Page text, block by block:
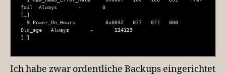
fail  Always       -       0
[…]
Old_age   Always       - 114123
[…]
Ich habe zwar ordentliche Backups eingerichtet